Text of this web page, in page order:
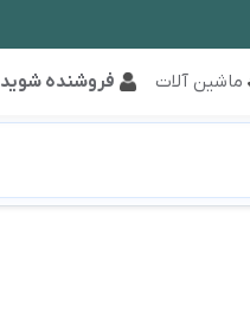
ماشین آلات فروشنده شوید